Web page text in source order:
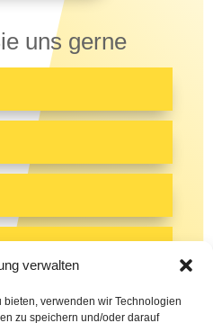
verwalten
verwenden wir Technologien
zu speichern und/oder darauf
uns gerne